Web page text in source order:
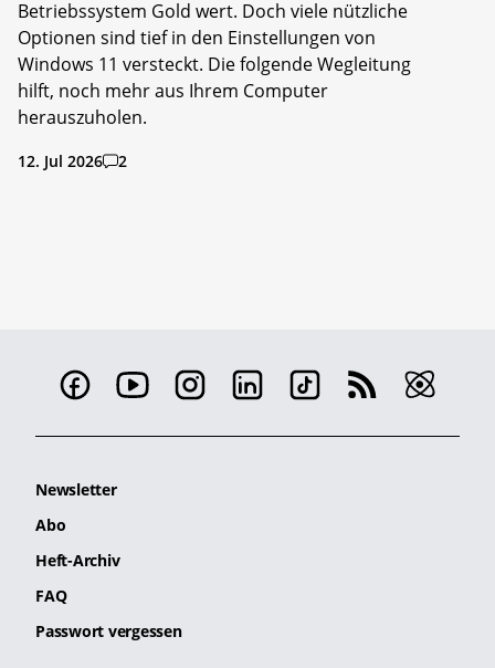
Betriebssystem Gold wert. Doch viele nützliche
Optionen sind tief in den Einstellungen von
Windows 11 versteckt. Die folgende Wegleitung
hilft, noch mehr aus Ihrem Computer
herauszuholen.
12. Jul 2026 2
Newsletter
Abo
Heft-Archiv
FAQ
Passwort vergessen